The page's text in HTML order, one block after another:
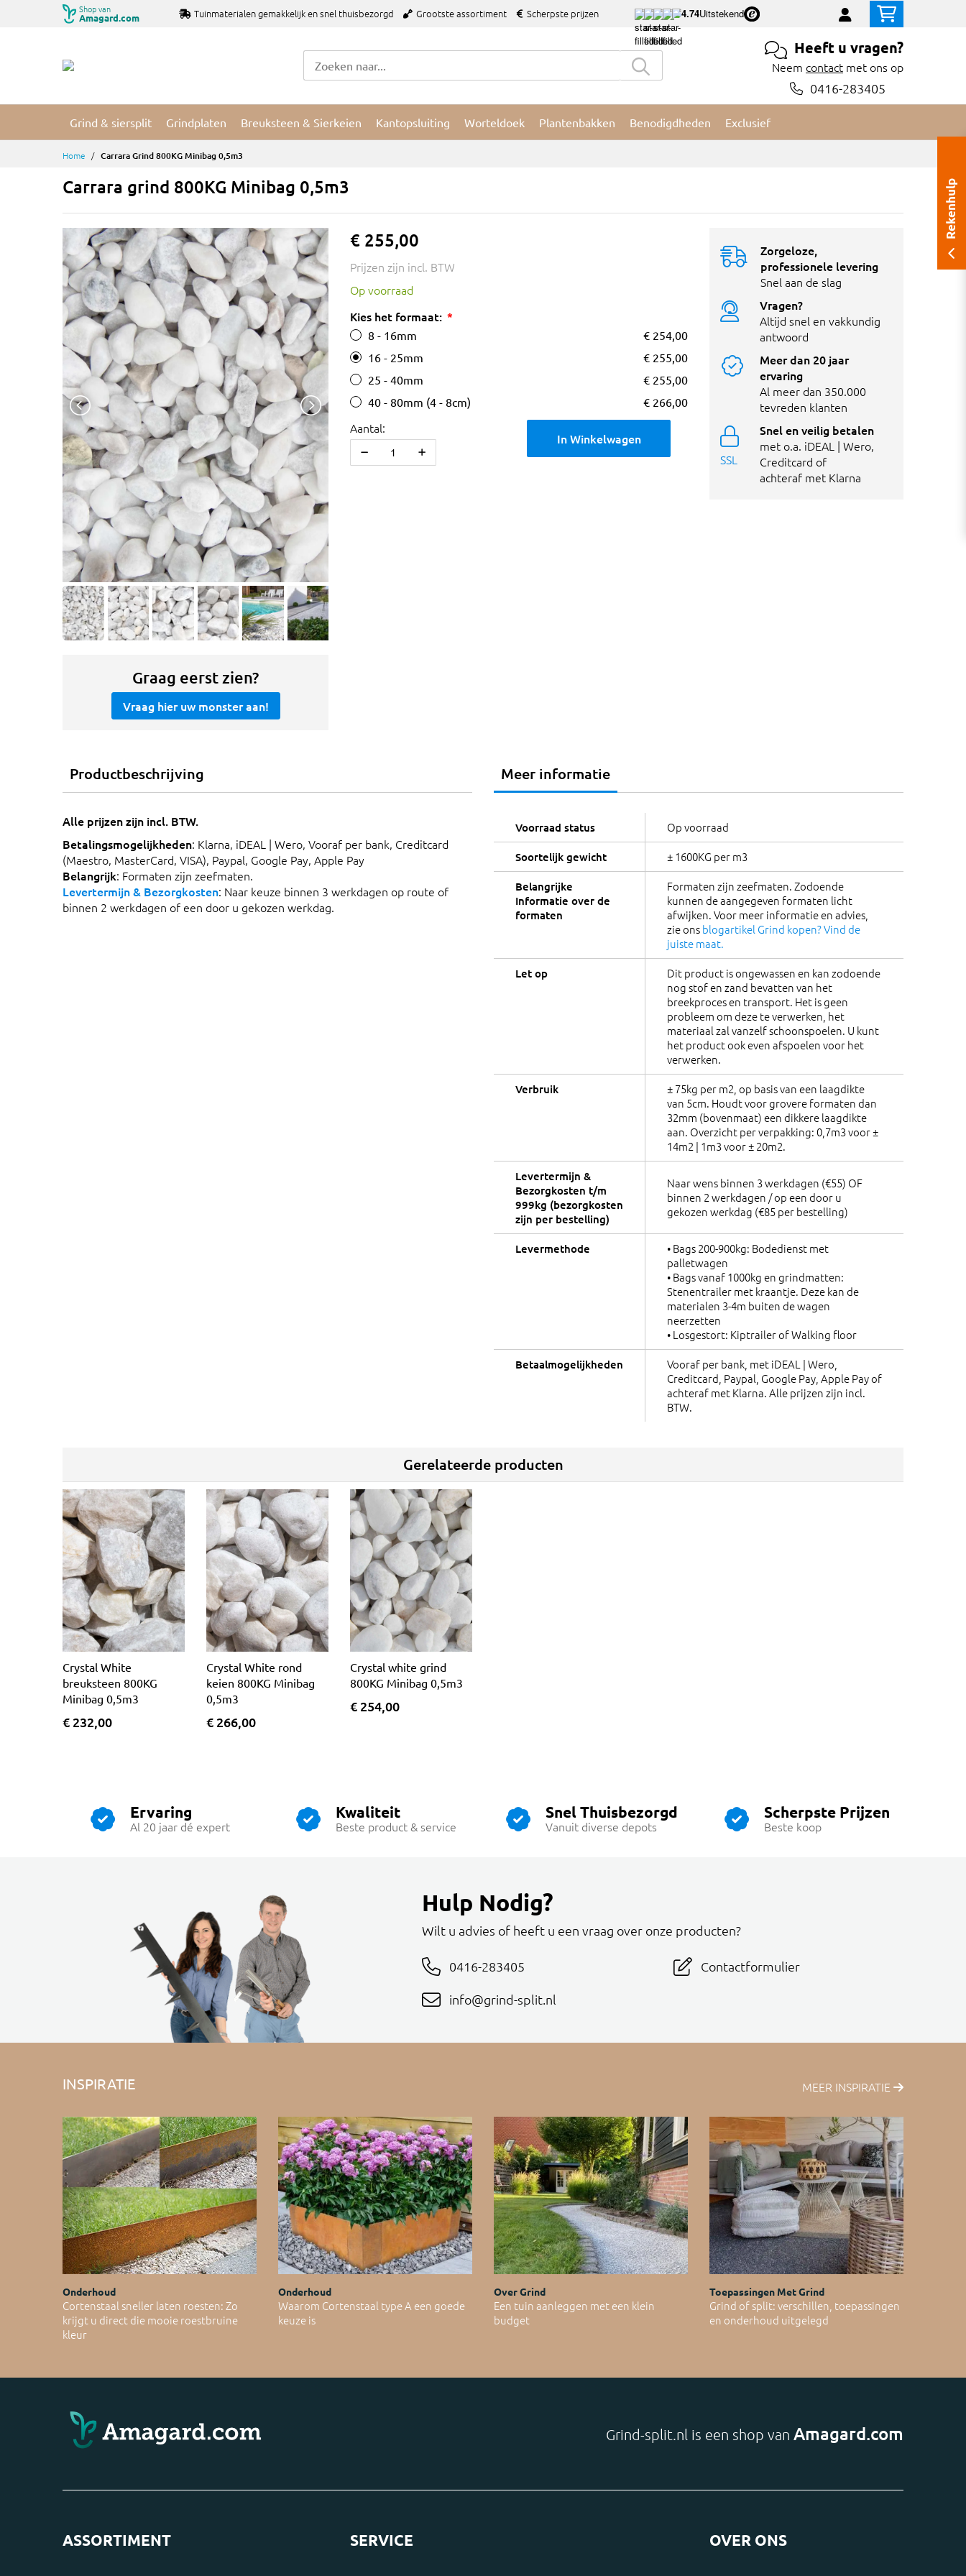
Shop van
Amagard.com Tuinmaterialen gemakkelijk en snel thuisbezorgd Grootste assortiment Scherpste prijzen 4.74Uitstekend
Heeft u vragen?
Neem contact met ons op
0416-283405
Grind & siersplit Grindplaten Breuksteen & Sierkeien Kantopsluiting Worteldoek Plantenbakken Benodigdheden Exclusief
Home Carrara Grind 800KG Minibag 0,5m3
Carrara grind 800KG Minibag 0,5m3
Graag eerst zien?
Vraag hier uw monster aan!
€ 255,00
Prijzen zijn incl. BTW
Op voorraad
Kies het formaat:
8 - 16mm
€ 254,00
16 - 25mm
€ 255,00
25 - 40mm
€ 255,00
40 - 80mm (4 - 8cm)
€ 266,00
Aantal:
In Winkelwagen
Zorgeloze,
professionele levering
Snel aan de slag
Vragen?
Altijd snel en vakkundig
antwoord
Meer dan 20 jaar
ervaring
Al meer dan 350.000
tevreden klanten
SSL
Snel en veilig betalen
met o.a. iDEAL | Wero,
Creditcard of
achteraf met Klarna
Productbeschrijving
Alle prijzen zijn incl. BTW.
Betalingsmogelijkheden: Klarna, iDEAL | Wero, Vooraf per bank, Creditcard
(Maestro, MasterCard, VISA), Paypal, Google Pay, Apple Pay
Belangrijk: Formaten zijn zeefmaten.
Levertermijn & Bezorgkosten: Naar keuze binnen 3 werkdagen op route of
binnen 2 werkdagen of een door u gekozen werkdag.
Meer informatie
Voorraad status Op voorraad
Soortelijk gewicht ± 1600KG per m3
Belangrijke
Informatie over de
formaten
Formaten zijn zeefmaten. Zodoende
kunnen de aangegeven formaten licht
afwijken. Voor meer informatie en advies,
zie onsblogartikel Grind kopen? Vind de
juiste maat.
Let op
Dit product is ongewassen en kan zodoende
nog stof en zand bevatten van het
breekproces en transport. Het is geen
probleem om deze te verwerken, het
materiaal zal vanzelf schoonspoelen. U kunt
het product ook even afspoelen voor het
verwerken.
Verbruik
± 75kg per m2, op basis van een laagdikte
van 5cm. Houdt voor grovere formaten dan
32mm (bovenmaat) een dikkere laagdikte
aan. Overzicht per verpakking: 0,7m3 voor ±
14m2 | 1m3 voor ± 20m2.
Levertermijn &
Bezorgkosten t/m
999kg (bezorgkosten
zijn per bestelling)
Naar wens binnen 3 werkdagen (€55) OF
binnen 2 werkdagen / op een door u
gekozen werkdag (€85 per bestelling)
Levermethode
• Bags 200-900kg: Bodedienst met
palletwagen
• Bags vanaf 1000kg en grindmatten:
Stenentrailer met kraantje. Deze kan de
materialen 3-4m buiten de wagen
neerzetten
• Losgestort: Kiptrailer of Walking floor
Betaalmogelijkheden
Vooraf per bank, met iDEAL | Wero,
Creditcard, Paypal, Google Pay, Apple Pay of
achteraf met Klarna. Alle prijzen zijn incl.
BTW.
Gerelateerde producten
Crystal White
breuksteen 800KG
Minibag 0,5m3
€ 232,00
Crystal White rond
keien 800KG Minibag
0,5m3
€ 266,00
Crystal white grind
800KG Minibag 0,5m3
€ 254,00
Ervaring
Al 20 jaar dé expert
Kwaliteit
Beste product & service
Snel Thuisbezorgd
Vanuit diverse depots
Scherpste Prijzen
Beste koop
Hulp Nodig?
Wilt u advies of heeft u een vraag over onze producten?
0416-283405
info@grind-split.nl
Contactformulier
INSPIRATIE MEER INSPIRATIE
Onderhoud
Cortenstaal sneller laten roesten: Zo
krijgt u direct die mooie roestbruine
kleur
Onderhoud
Waarom Cortenstaal type A een goede
keuze is
Over Grind
Een tuin aanleggen met een klein
budget
Toepassingen Met Grind
Grind of split: verschillen, toepassingen
en onderhoud uitgelegd
Grind-split.nl is een shop van Amagard.com
ASSORTIMENT SERVICE OVER ONS
Rekenhulp